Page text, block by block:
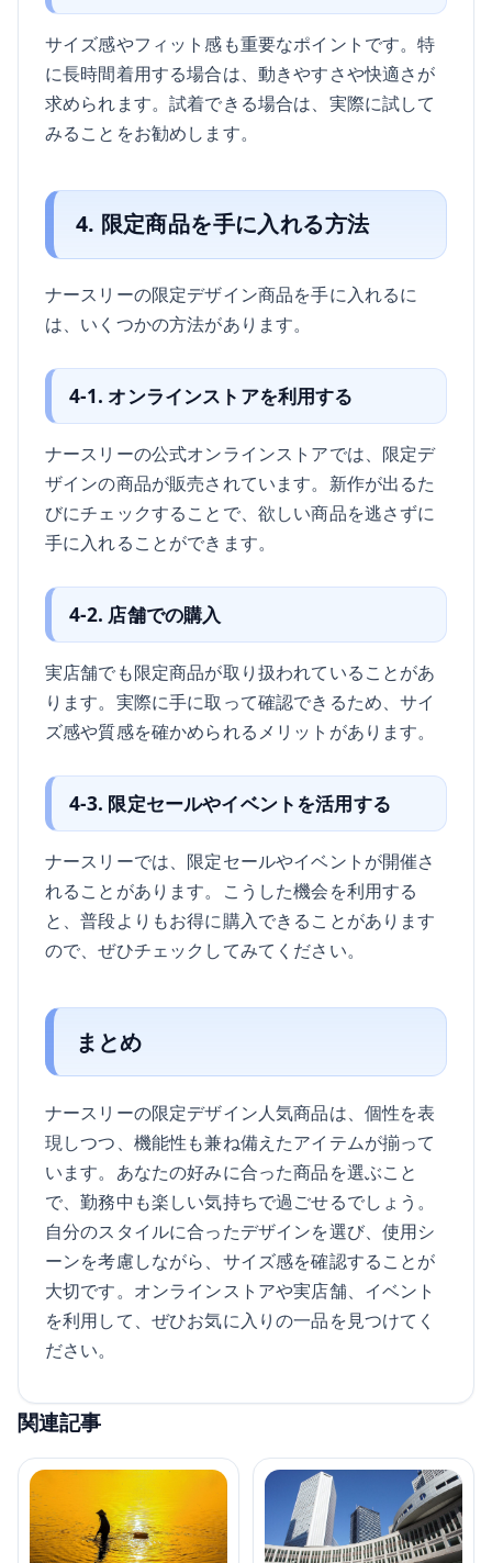
サイズ感やフィット感も重要なポイントです。特
に長時間着用する場合は、動きやすさや快適さが
求められます。試着できる場合は、実際に試して
みることをお勧めします。
4. 限定商品を手に入れる方法
ナースリーの限定デザイン商品を手に入れるに
は、いくつかの方法があります。
4-1. オンラインストアを利用する
ナースリーの公式オンラインストアでは、限定デ
ザインの商品が販売されています。新作が出るた
びにチェックすることで、欲しい商品を逃さずに
手に入れることができます。
4-2. 店舗での購入
実店舗でも限定商品が取り扱われていることがあ
ります。実際に手に取って確認できるため、サイ
ズ感や質感を確かめられるメリットがあります。
4-3. 限定セールやイベントを活用する
ナースリーでは、限定セールやイベントが開催さ
れることがあります。こうした機会を利用する
と、普段よりもお得に購入できることがあります
ので、ぜひチェックしてみてください。
まとめ
ナースリーの限定デザイン人気商品は、個性を表
現しつつ、機能性も兼ね備えたアイテムが揃って
います。あなたの好みに合った商品を選ぶこと
で、勤務中も楽しい気持ちで過ごせるでしょう。
自分のスタイルに合ったデザインを選び、使用シ
ーンを考慮しながら、サイズ感を確認することが
大切です。オンラインストアや実店舗、イベント
を利用して、ぜひお気に入りの一品を見つけてく
ださい。
関連記事